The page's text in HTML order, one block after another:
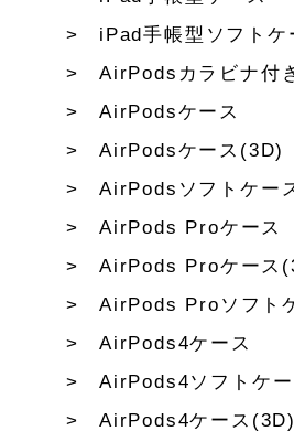
iPad手帳型ソフトケ
AirPodsカラビナ付
AirPodsケース
AirPodsケース(3D)
AirPodsソフトケー
AirPods Proケース
AirPods Proケース
AirPods Proソフト
AirPods4ケース
AirPods4ソフトケー
AirPods4ケース(3D)